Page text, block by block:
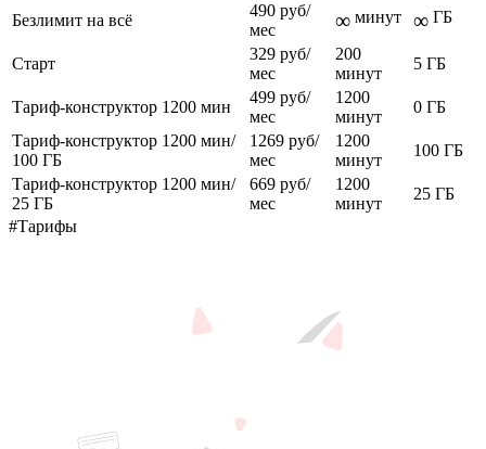
Безлимит на всё
490 руб/
мес
∞ минут ∞ ГБ
Старт
329 руб/
мес
200
минут
5 ГБ
Тариф-конструктор 1200 мин
499 руб/
мес
1200
минут
0 ГБ
Тариф-конструктор 1200 мин/
100 ГБ
1269 руб/
мес
1200
минут
100 ГБ
Тариф-конструктор 1200 мин/
25 ГБ
669 руб/
мес
1200
минут
25 ГБ
#Тарифы